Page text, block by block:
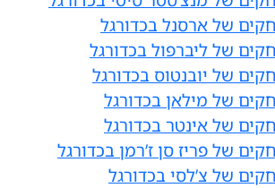
של ארסנל בכדורגל
של ליברפול בכדורגל
של יובנטוס בכדורגל
של מילאן בכדורגל
של אינטר בכדורגל
של פריז סן ז’רמן בכדורגל
של צ’לסי בכדורגל